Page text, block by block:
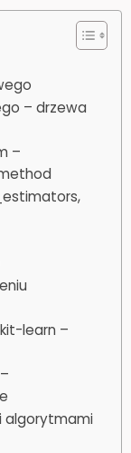
– drzewa
–
learn –
algorytmami